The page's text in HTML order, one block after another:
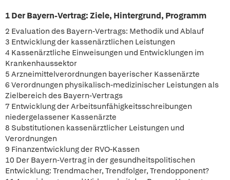
1 Der Bayern-Vertrag: Ziele, Hintergrund, Programm
2 Evaluation des Bayern-Vertrags: Methodik und Ablauf
3 Entwicklung der kassenärztlichen Leistungen
4 Kassenärztliche Einweisungen und Entwicklungen im
Krankenhaussektor
5 Arzneimittelverordnungen bayerischer Kassenärzte
6 Verordnungen physikalisch-medizinischer Leistungen als
Zielbereich des Bayern-Vertrags
7 Entwicklung der Arbeitsunfähigkeitsschreibungen
niedergelassener Kassenärzte
8 Substitutionen kassenärztlicher Leistungen und
Verordnungen
9 Finanzentwicklung der RVO-Kassen
10 Der Bayern-Vertrag in der gesundheitspolitischen
Entwicklung: Trendmacher, Trendfolger, Trendopponent?